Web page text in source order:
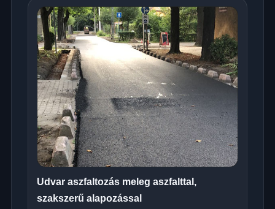
Udvar aszfaltozás meleg aszfalttal,
szakszerű alapozással